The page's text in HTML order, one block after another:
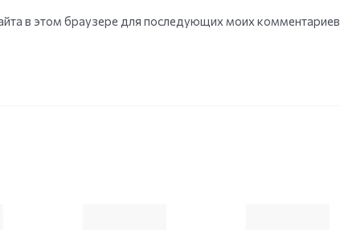
в этом браузере для последующих моих комментариев.